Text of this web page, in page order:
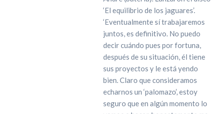
‘El equilibrio de los jaguares’.
‘Eventualmente sí trabajaremos
juntos, es definitivo. No puedo
decir cuándo pues por fortuna,
después de su situación, él tiene
sus proyectos y le está yendo
bien. Claro que consideramos
echarnos un ‘palomazo’, estoy
seguro que en algún momento lo